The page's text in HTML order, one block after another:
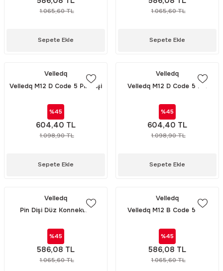
1.065,60 TL
Sepete Ekle
1.065,60 TL
Sepete Ekle
Velledq
Velledq M12 D Code 5 Pin Dişi
%45
604,40 TL
1.098,90 TL
Sepete Ekle
Velledq
Velledq M12 D Code 5 Pin
M12DM05S
%45
604,40 TL
1.098,90 TL
Sepete Ekle
Velledq
Pin Dişi Düz Konnektör
%45
586,08 TL
1.065,60 TL
Velledq
Velledq M12 B Code 5 Pin
M12BM05T
%45
586,08 TL
1.065,60 TL